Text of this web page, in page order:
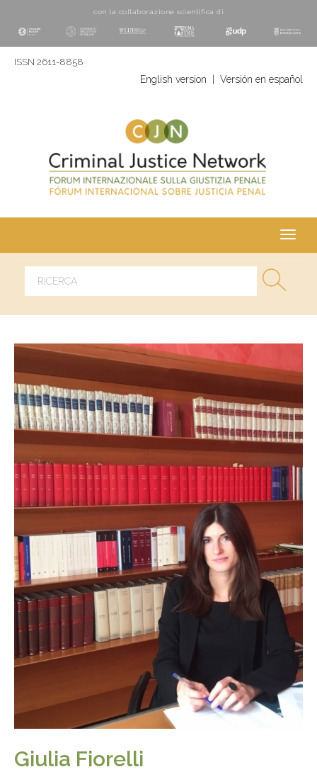
con la collaborazione scientifica di
ISSN 2611-8858
English version Versión en español
Giulia Fiorelli